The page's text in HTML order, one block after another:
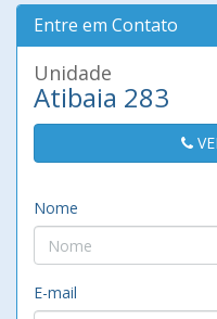
Entre em Contato
Unidade
Atibaia 283
Nome
E-mail